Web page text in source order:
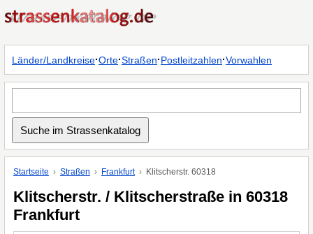
Länder/Landkreise·Orte·Straßen·Postleitzahlen·Vorwahlen
Startseite Straßen Frankfurt Klitscherstr. 60318
Klitscherstr. / Klitscherstraße in 60318
Frankfurt